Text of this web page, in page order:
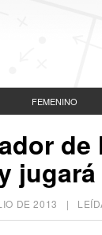
FEMENINO
DE 2013 |